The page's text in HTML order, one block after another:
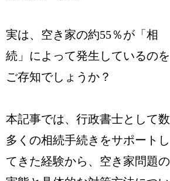
実は、空き家の約55％が「相
続」によって発生しているのを
ご存知でしょうか？
本記事では、行政書士として数
多くの相続手続きをサポートし
てきた経験から、空き家問題の